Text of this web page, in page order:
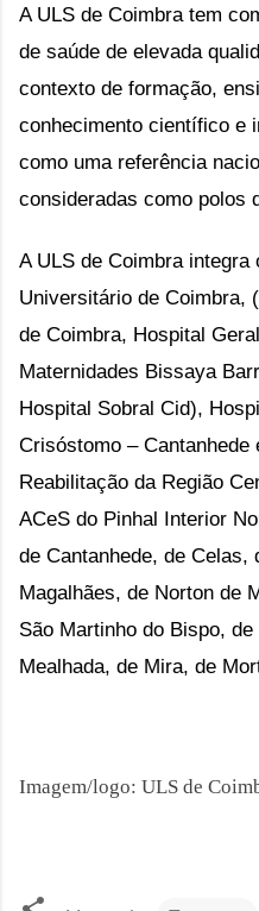
A ULS de Coimbra tem
de saúde de elevada
contexto de formação,
conhecimento científico e
como uma referência
consideradas como polos
A ULS de Coimbra
Universitário de Coimbra,
de Coimbra, Hospital
Maternidades Bissaya
Hospital Sobral Cid),
Crisóstomo –
Reabilitação da Região
ACeS do Pinhal Interior
de Cantanhede, de Celas,
Magalhães, de Norton de
São Martinho do Bispo,
Mealhada, de Mira, de
Imagem/logo: ULS de